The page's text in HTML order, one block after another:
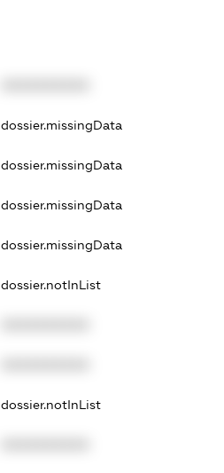
dossier.missingData
dossier.missingData
dossier.missingData
dossier.missingData
dossier.notInList
dossier.notInList